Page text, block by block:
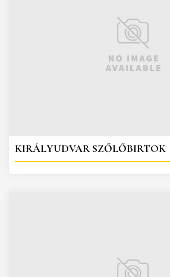
KIRÁLYUDVAR SZŐLŐBIRTOK